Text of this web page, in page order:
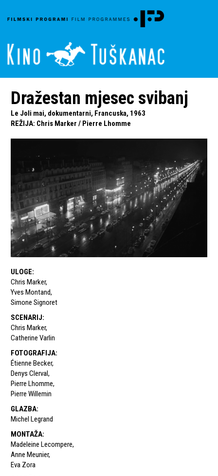
Dražestan mjesec svibanj
Le Joli mai, dokumentarni, Francuska, 1963
REŽIJA: Chris Marker / Pierre Lhomme
ULOGE:
Chris Marker,
Yves Montand,
Simone Signoret
SCENARIJ:
Chris Marker,
Catherine Varlin
FOTOGRAFIJA:
Étienne Becker,
Denys Clerval,
Pierre Lhomme,
Pierre Willemin
GLAZBA:
Michel Legrand
MONTAŽA:
Madeleine Lecompere,
Anne Meunier,
Eva Zora